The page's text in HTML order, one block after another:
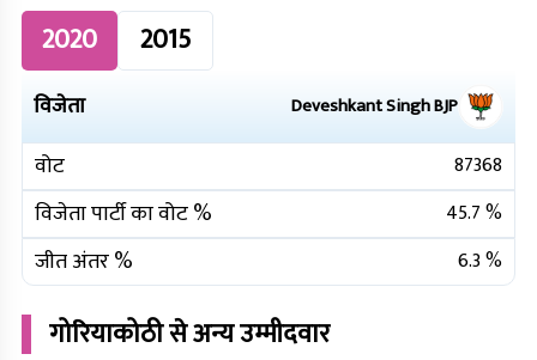
2020
2015
विजेता Deveshkant SinghBJP
वोट 87368
विजेता पार्टी का वोट % 45.7%
जीत अंतर % 6.3%
गोरियाकोठीसे अन्य उम्मीदवार